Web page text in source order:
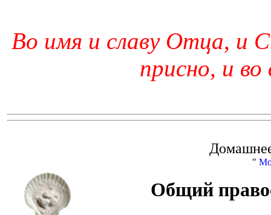
Во имя и славу Отца, и
присно, и во
"
Общий